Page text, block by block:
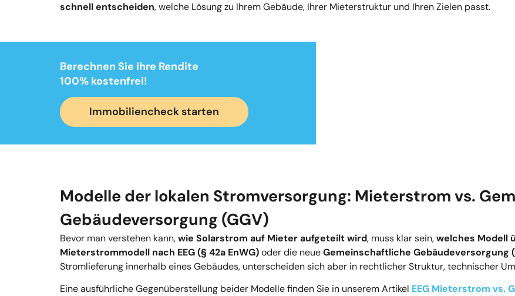
schnell entscheiden, welche Lösung zu Ihrem Gebäude, Ihrer Mieterstruktur und Ihren Zielen passt.
Berechnen Sie Ihre Rendite
100% kostenfrei!
Immobiliencheck starten
Modelle der lokalen Stromversorgung: Mieterstrom vs.
Gebäudeversorgung (GGV)
Bevor man verstehen kann,wie Solarstrom auf Mieter aufgeteilt wird, muss klar sein,welches Modell
Mieterstrommodell nach EEG (§ 42a EnWG)oder die neueGemeinschaftliche Gebäudeversorgung
Stromlieferung innerhalb eines Gebäudes, unterscheiden sich aber in rechtlicher Struktur, technischer
Eine ausführliche Gegenüberstellung beider Modelle finden Sie in unserem Artikel EEG Mieterstrom vs.